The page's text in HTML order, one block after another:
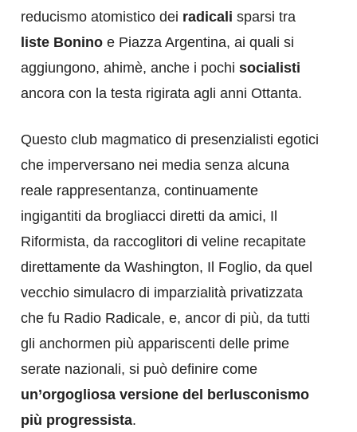
reducismo atomistico dei radicali sparsi tra
liste Bonino e Piazza Argentina, ai quali si
aggiungono, ahimè, anche i pochi socialisti
ancora con la testa rigirata agli anni Ottanta.
Questo club magmatico di presenzialisti egotici
che imperversano nei media senza alcuna
reale rappresentanza, continuamente
ingigantiti da brogliacci diretti da amici, Il
Riformista, da raccoglitori di veline recapitate
direttamente da Washington, Il Foglio, da quel
vecchio simulacro di imparzialità privatizzata
che fu Radio Radicale, e, ancor di più, da tutti
gli anchormen più appariscenti delle prime
serate nazionali, si può definire come
un’orgogliosa versione del berlusconismo
più progressista.